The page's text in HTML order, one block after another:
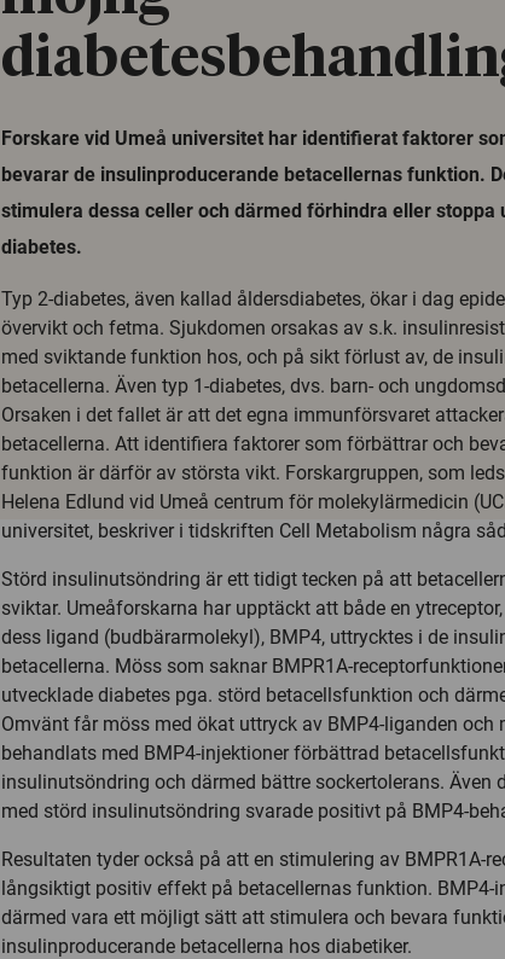
Forskare vid Umeå universitet har identifierat faktorer
bevarar de insulinproducerande betacellernas funktion.
stimulera dessa celler och därmed förhindra eller stoppa
diabetes.
Typ 2-diabetes, även kallad åldersdiabetes, ökar i dag
övervikt och fetma. Sjukdomen orsakas av s.k.
med sviktande funktion hos, och på sikt förlust av, de
betacellerna. Även typ 1-diabetes, dvs. barn- och
Orsaken i det fallet är att det egna immunförsvaret
betacellerna. Att identifiera faktorer som förbättrar och
funktion är därför av största vikt. Forskargruppen, som
Helena Edlund vid Umeå centrum för molekylärmedicin
universitet, beskriver i tidskriften Cell Metabolism några
Störd insulinutsöndring är ett tidigt tecken på att
sviktar. Umeåforskarna har upptäckt att både en
dess ligand (budbärarmolekyl), BMP4, uttrycktes i de
betacellerna. Möss som saknar BMPR1A-
utvecklade diabetes pga. störd betacellsfunktion och
Omvänt får möss med ökat uttryck av BMP4-liganden och
behandlats med BMP4-injektioner förbättrad
insulinutsöndring och därmed bättre sockertolerans. Även
med störd insulinutsöndring svarade positivt på BMP4-
Resultaten tyder också på att en stimulering av BMPR1A-
långsiktigt positiv effekt på betacellernas funktion. BMP4-
därmed vara ett möjligt sätt att stimulera och bevara
insulinproducerande betacellerna hos diabetiker.